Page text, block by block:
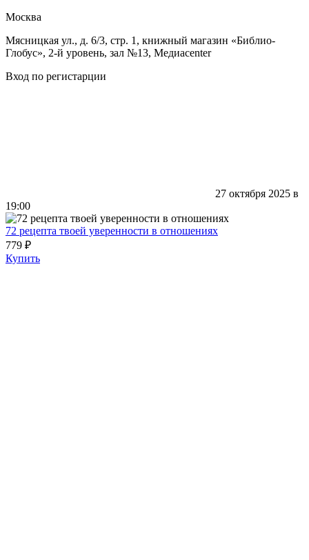
Москва
Мясницкая ул., д. 6/3, стр. 1, книжный магазин «Библио-
Глобус», 2-й уровень, зал №13, Медиacenter
Вход по регистарции
27 октября 2025 в
19:00
72 рецепта твоей уверенности в отношениях
779 ₽
Купить